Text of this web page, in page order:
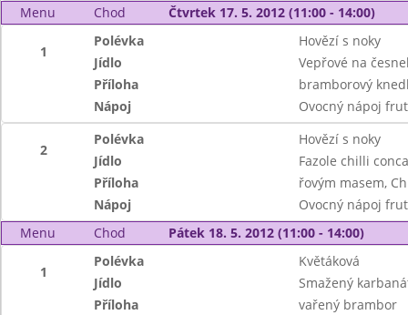
Menu
Chod Čtvrtek 17. 5. 2012 (11:00 - 14:00)
1
Polévka
Hovězí s noky
Jídlo
Vepřové na
Příloha
bramborový
Nápoj
Ovocný nápoj
2
Polévka
Hovězí s noky
Jídlo
Fazole chilli
Příloha
řovým masem,
Nápoj
Ovocný nápoj
Menu
Chod Pátek 18. 5. 2012 (11:00 - 14:00)
1
Polévka
Květáková
Jídlo
Smažený
Příloha
vařený brambor